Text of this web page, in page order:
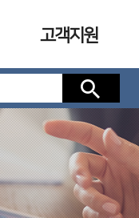
고객지원
검색